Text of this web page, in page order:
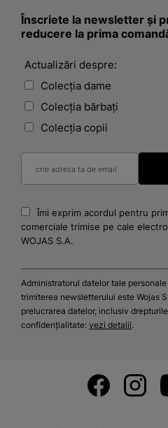
Înscriete la newsletter și
reducere la prima
Actualizări despre:
Colecția dame
Colecția bărbați
Colecția copii
Îmi exprim acordul pentru
comerciale trimise pe cale
WOJAS S.A.
Administratorul datelor tale
trimiterea newsletterului este Wojas
prelucrarea datelor, inclusiv
confidențialitate: vezi detalii.